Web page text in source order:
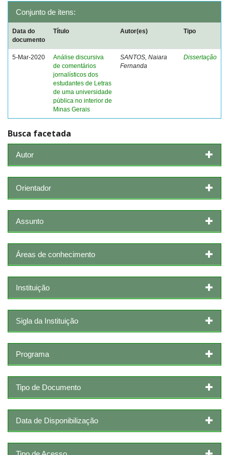
Conjunto de itens:
Data do
documento
Título Autor(es) Tipo
5-Mar-2020
Análise discursiva
de comentários
jornalísticos dos
estudantes de Letras
de uma universidade
pública no interior de
Minas Gerais
SANTOS, Naiara
Fernanda
Dissertação
Busca facetada
Autor
Orientador
Assunto
Áreas de conhecimento
Instituição
Sigla da Instituição
Programa
Tipo de Documento
Data de Disponibilização